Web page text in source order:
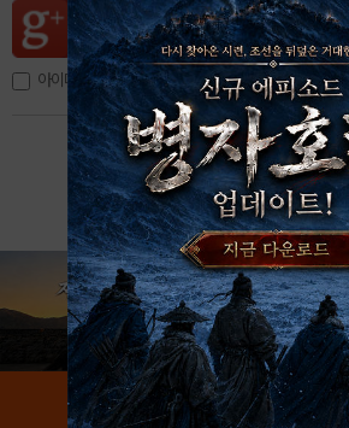
아이디, 이메일 저장
아이디 / 비밀번호 찾기 회